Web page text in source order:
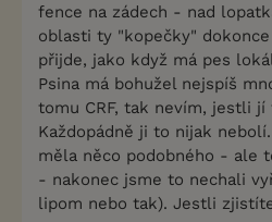
fence na zádech - nad
oblasti ty "kopečky"
přijde, jako když má pes
Psina má bohužel nejspíš
tomu CRF, tak nevím, jestli
Každopádně ji to nijak
měla něco podobného - ale
- nakonec jsme to nechali
lipom nebo tak). Jestli